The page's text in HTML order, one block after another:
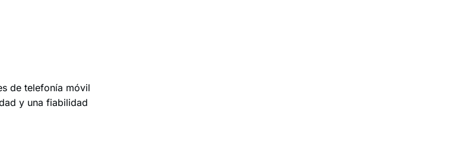
de telefonía móvil
y una fiabilidad